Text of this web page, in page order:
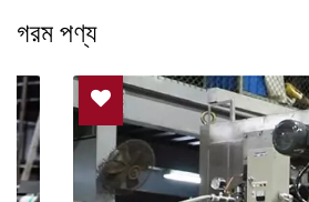
গরম পণ্য